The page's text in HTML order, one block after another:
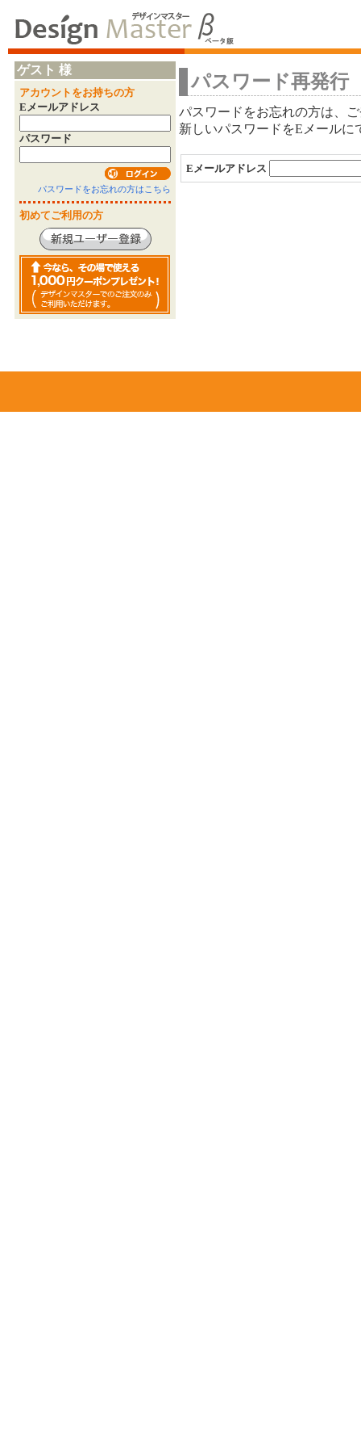
ゲスト 様
アカウントをお持ちの方
Eメールアドレス
パスワード
パスワードをお忘れの方はこちら
初めてご利用の方
パスワード再発行
パスワードをお忘れの方は、
新しいパスワードをEメールに
Eメールアドレス